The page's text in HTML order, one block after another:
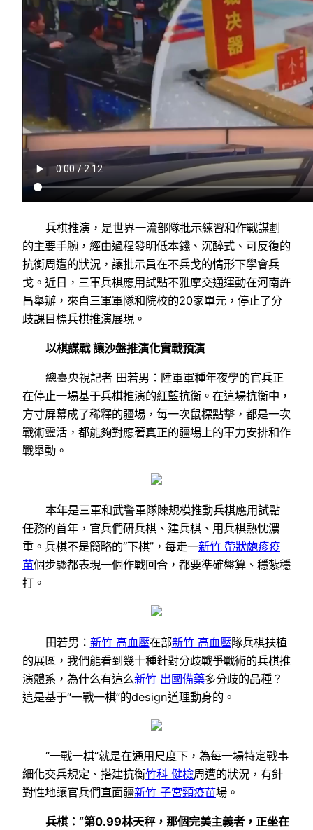
兵棋推演，是世界一流部隊批示練習和作戰謀劃
的主要手腕，經由過程發明低本錢、沉醉式、可反復的
抗衡周遭的狀況，讓批示員在不兵戈的情形下學會兵
戈。近日，三軍兵棋應用試點不雅摩交通運動在河南許
昌舉辦，來自三軍軍隊和院校的20家單元，停止了分
歧課目標兵棋推演展現。
以棋謀戰 讓沙盤推演化實戰預演
總臺央視記者 田若男：陸軍軍種年夜學的官兵正
在停止一場基于兵棋推演的紅藍抗衡。在這場抗衡中，
方寸屏幕成了稀釋的疆場，每一次鼠標點擊，都是一次
戰術靈活，都能夠對應著真正的疆場上的軍力安排和作
戰舉動。
本年是三軍和武警軍隊陳規模推動兵棋應用試點
任務的首年，官兵們研兵棋、建兵棋、用兵棋熱忱濃
重。兵棋不是簡略的“下棋”，每走一新竹 帶狀皰疹疫
苗個步驟都表現一個作戰回合，都要準確盤算、穩紮穩
打。
田若男： 新竹 高血壓在部新竹 高血壓隊兵棋扶植
的展區，我們能看到幾十種針對分歧戰爭戰術的兵棋推
演體系，為什么有這么新竹 出國備藥多分歧的品種？
這是基于“一戰一棋”的design道理動身的。
“一戰一棋”就是在通用尺度下，為每一場特定戰事
細化交兵規定、搭建抗衡竹科 健檢周遭的狀況，有針
對性地讓官兵們直面疆新竹 子宮頸疫苗場。
兵棋：“第0.99林天秤，那個完美主義者，正坐在